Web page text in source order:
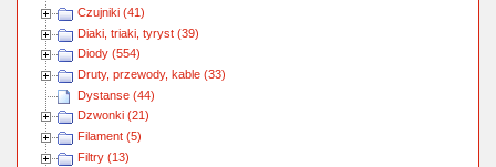
Czujniki (41)
Diaki, triaki, tyryst (39)
Diody (554)
Druty, przewody, kable (33)
Dystanse (44)
Dzwonki (21)
Filament (5)
Filtry (13)